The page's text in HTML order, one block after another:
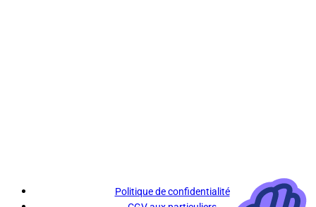
Politique de confidentialité